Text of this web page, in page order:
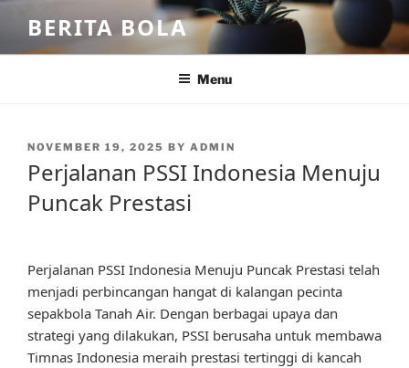
content
BERITA BOLA
Menu
POSTED
NOVEMBER 19, 2025 BY ADMIN
Perjalanan PSSI Indonesia Menuju
Puncak Prestasi
Perjalanan PSSI Indonesia Menuju Puncak Prestasi telah
menjadi perbincangan hangat di kalangan pecinta
sepakbola Tanah Air. Dengan berbagai upaya dan
strategi yang dilakukan, PSSI berusaha untuk membawa
Timnas Indonesia meraih prestasi tertinggi di kancah